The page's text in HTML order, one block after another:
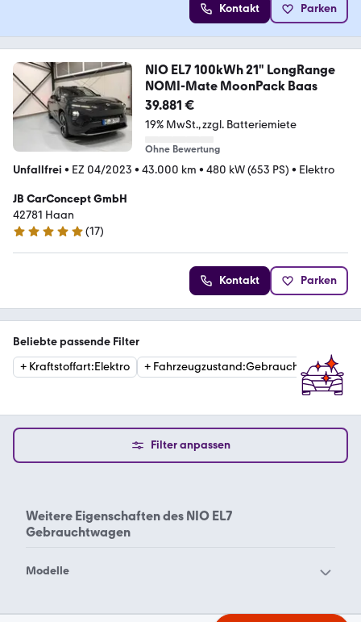
Kontakt Parken
NIO EL7 100kWh 21" LongRange
NOMI-Mate MoonPack Baas
39.881 €
19% MwSt. zzgl. Batteriemiete
Ohne Bewertung
Unfallfrei • EZ 04/2023 • 43.000 km • 480 kW (653 PS) • Elektro
JB CarConcept GmbH
42781 Haan
5 Sterne
(17)
Kontakt Parken
Beliebte passende Filter
+ Kraftstoffart:Elektro + Fahrzeugzustand:Gebraucht +
Filter anpassen
Weitere Eigenschaften des NIO EL7
Gebrauchtwagen
Modelle